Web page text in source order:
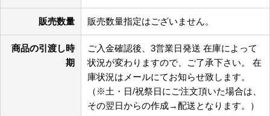
販売数量 販売数量指定はございません。
商品の引渡し時
期
ご入金確認後、3営業日発送 在庫によって
状況が変わりますので、ご了承下さい。 在
庫状況はメールにてお知らせ致します。
（※土・日/祝祭日にご注文頂いた場合は、
その翌日からの作成→配送となります。）